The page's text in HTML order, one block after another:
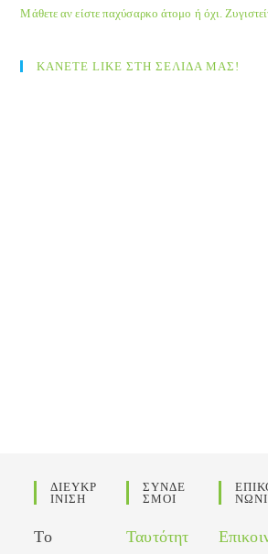
Μάθετε αν είστε παχύσαρκο άτομο ή όχι.
ΚΑΝΕΤΕ LIKE ΣΤΗ ΣΕΛΙΔΑ ΜΑΣ!
ΔΙΕΥΚΡ
ΙΝΙΣΗ
Το
ΣΥΝΔΕ
ΣΜΟΙ
Ταυτότητ